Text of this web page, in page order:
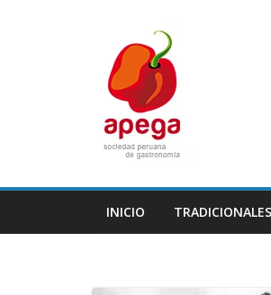
INICIO TRADICIONALES